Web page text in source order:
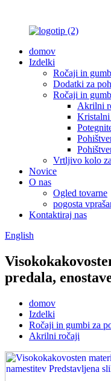
domov
Izdelki
Ročaji in
Dodatki za
Ročaji in
Akrilni
Vrtljivo kolo
Novice
O nas
Ogled tovarne
pogosta
Kontaktiraj nas
English
predala,
domov
Izdelki
Ročaji in gumbi za
Akrilni ročaji